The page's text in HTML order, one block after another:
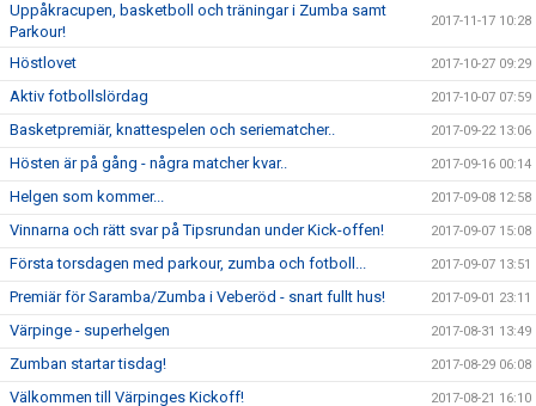
Uppåkracupen, basketboll och träningar i Zumba samt
Parkour!
2017-11-17 10:28
Höstlovet 2017-10-27 09:29
Aktiv fotbollslördag 2017-10-07 07:59
Basketpremiär, knattespelen och seriematcher.. 2017-09-22 13:06
Hösten är på gång - några matcher kvar.. 2017-09-16 00:14
Helgen som kommer... 2017-09-08 12:58
Vinnarna och rätt svar på Tipsrundan under Kick-offen! 2017-09-07 15:08
Första torsdagen med parkour, zumba och fotboll... 2017-09-07 13:51
Premiär för Saramba/Zumba i Veberöd - snart fullt hus! 2017-09-01 23:11
Värpinge - superhelgen 2017-08-31 13:49
Zumban startar tisdag! 2017-08-29 06:08
Välkommen till Värpinges Kickoff! 2017-08-21 16:10